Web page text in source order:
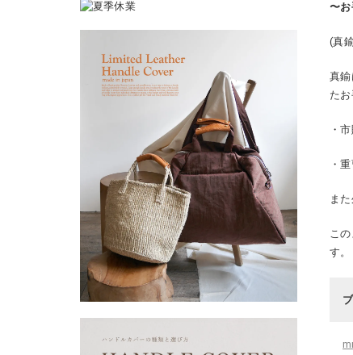
〜
(真
真
た
・
・
ま
こ
す。